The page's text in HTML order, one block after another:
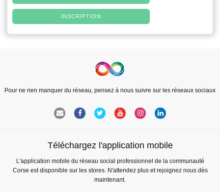
INSCRIPTION
Pour ne rien manquer du réseau, pensez à nous suivre sur les réseaux sociaux
Téléchargez l'application mobile
L'application mobile du réseau social professionnel de la communauté
Corse est disponible sur les stores. N'attendez plus et rejoignez nous dès
maintenant.